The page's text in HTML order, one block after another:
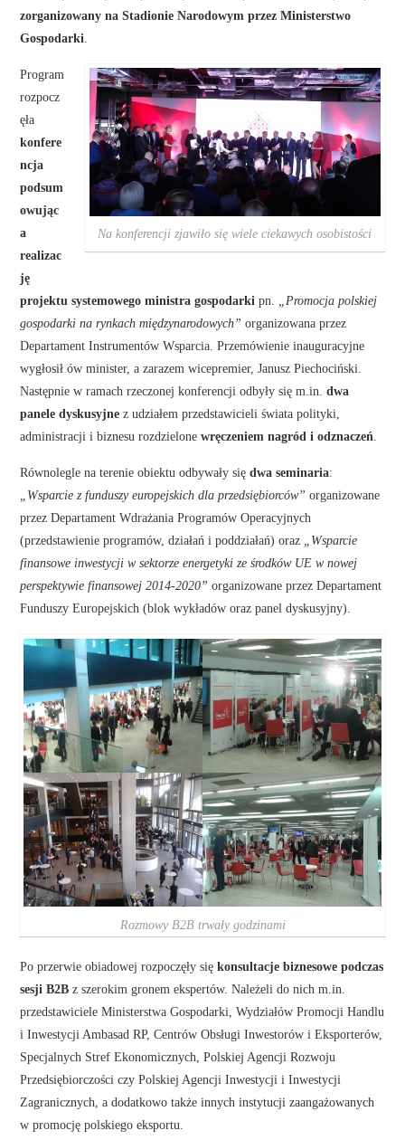
NASZE KONSORCJA
DOTACJE
KONTAKT
zorganizowany na Stadionie Narodowym przez Ministerstwo
Gospodarki.
Na konferencji zjawiło się wiele ciekawych osobistości
Program
rozpocz
ęła
konfere
ncja
podsum
owując
a
realizac
ję
projektu systemowego ministra gospodarki pn. „Promocja polskiej
gospodarki na rynkach międzynarodowych” organizowana przez
Departament Instrumentów Wsparcia. Przemówienie inauguracyjne
wygłosił ów minister, a zarazem wicepremier, Janusz Piechociński.
Następnie w ramach rzeczonej konferencji odbyły się m.in.dwa
panele dyskusyjne z udziałem przedstawicieli świata polityki,
administracji i biznesu rozdzielonewręczeniem nagród i odznaczeń.
Równolegle na terenie obiektu odbywały siędwa seminaria:
„Wsparcie z funduszy europejskich dla przedsiębiorców” organizowane
przez Departament Wdrażania Programów Operacyjnych
(przedstawienie programów, działań i poddziałań) oraz „Wsparcie
finansowe inwestycji w sektorze energetyki ze środków UE w nowej
perspektywie finansowej 2014-2020” organizowane przez Departament
Funduszy Europejskich (blok wykładów oraz panel dyskusyjny).
Rozmowy B2B trwały godzinami
Po przerwie obiadowej rozpoczęły siękonsultacje biznesowe podczas
sesji B2B z szerokim gronem ekspertów. Należeli do nich m.in.
przedstawiciele Ministerstwa Gospodarki, Wydziałów Promocji Handlu
i Inwestycji Ambasad RP, Centrów Obsługi Inwestorów i Eksporterów,
Specjalnych Stref Ekonomicznych, Polskiej Agencji Rozwoju
Przedsiębiorczości czy Polskiej Agencji Inwestycji i Inwestycji
Zagranicznych, a dodatkowo także innych instytucji zaangażowanych
w promocję polskiego eksportu.